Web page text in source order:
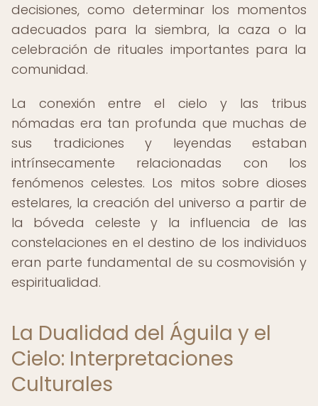
decisiones, como determinar los momentos
adecuados para la siembra, la caza o la
celebración de rituales importantes para la
comunidad.
La conexión entre el cielo y las tribus
nómadas era tan profunda que muchas de
sus tradiciones y leyendas estaban
intrínsecamente relacionadas con los
fenómenos celestes. Los mitos sobre dioses
estelares, la creación del universo a partir de
la bóveda celeste y la influencia de las
constelaciones en el destino de los individuos
eran parte fundamental de su cosmovisión y
espiritualidad.
La Dualidad del Águila y el
Cielo: Interpretaciones
Culturales